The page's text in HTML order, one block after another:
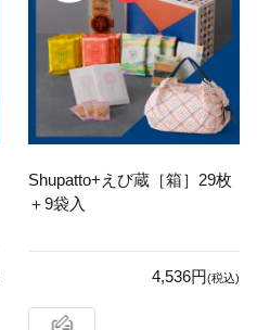
Shupatto+えび蔵［箱］29枚
＋9袋入
4,536円(税込)